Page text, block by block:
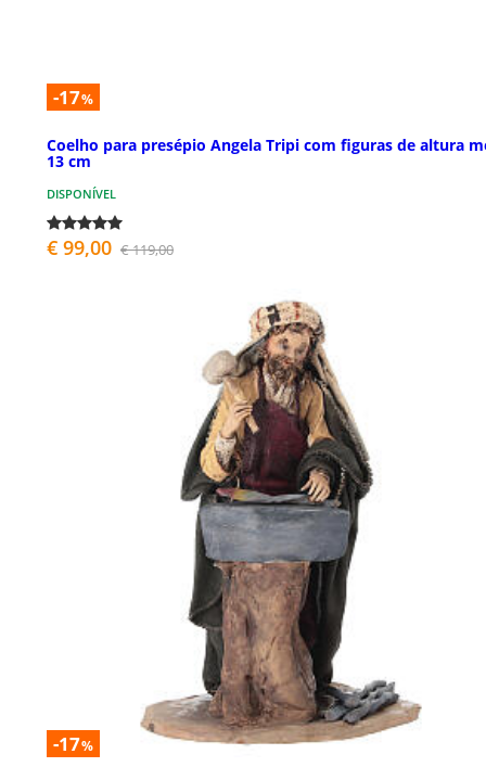
-17%
Coelho para presépio Angela Tripi com figuras de altura
13 cm
DISPONÍVEL
€ 99,00 € 119,00
-17%